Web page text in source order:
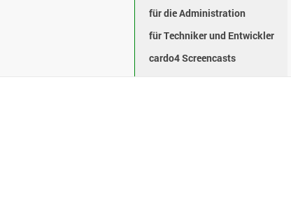
für die Administration
für Techniker und Entwickler
cardo4 Screencasts